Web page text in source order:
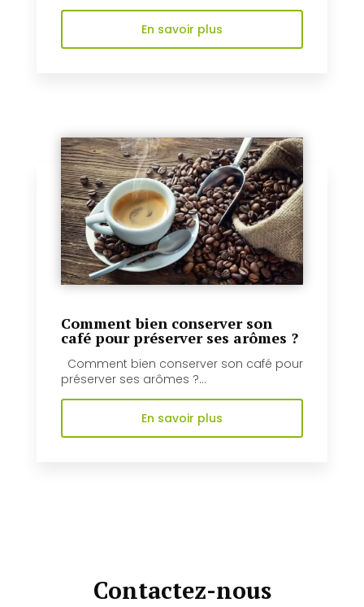
En savoir plus
Comment bien conserver son
café pour préserver ses arômes ?
Comment bien conserver son café pour
préserver ses arômes ?...
En savoir plus
Contactez-nous